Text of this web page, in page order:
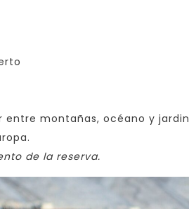
montañas, océano y
de la reserva.